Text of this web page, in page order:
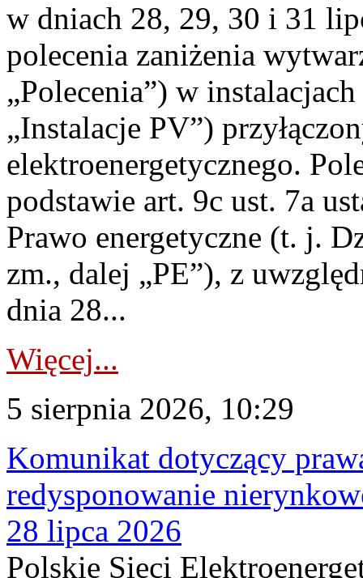
w dniach 28, 29, 30 i 31
polecenia zaniżenia
„Polecenia”) w
„Instalacje PV”)
elektroenergetycznego.
podstawie art. 9c ust. 7a
Prawo energetyczne (t. j.
zm., dalej „PE”), z
dnia 28...
Więcej...
5 sierpnia 2026, 10:29
Komunikat dotyczący
redysponowanie
28 lipca 2026
Polskie Sieci